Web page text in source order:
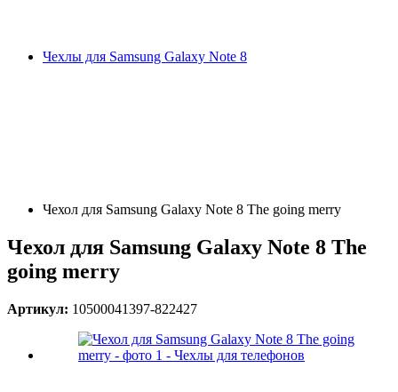
Чехлы для Samsung Galaxy Note 8
Чехол для Samsung Galaxy Note 8 The going merry
Чехол для Samsung Galaxy Note 8 The
going merry
Артикул: 10500041397-822427